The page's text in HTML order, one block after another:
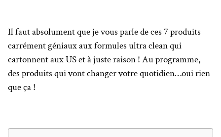
Il faut absolument que je vous parle de ces 7 produits
carrément géniaux aux formules ultra clean qui
cartonnent aux US et à juste raison ! Au programme,
des produits qui vont changer votre quotidien…oui rien
que ça !